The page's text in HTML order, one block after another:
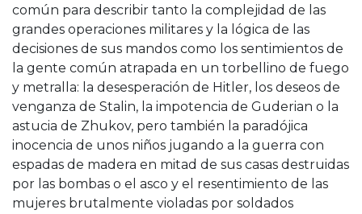
común para describir tanto la complejidad de las
grandes operaciones militares y la lógica de las
decisiones de sus mandos como los sentimientos de
la gente común atrapada en un torbellino de fuego
y metralla: la desesperación de Hitler, los deseos de
venganza de Stalin, la impotencia de Guderian o la
astucia de Zhukov, pero también la paradójica
inocencia de unos niños jugando a la guerra con
espadas de madera en mitad de sus casas destruidas
por las bombas o el asco y el resentimiento de las
mujeres brutalmente violadas por soldados